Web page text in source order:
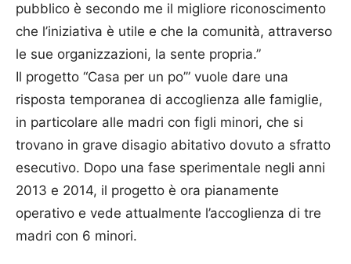
pubblico è secondo me il migliore riconoscimento
che l’iniziativa è utile e che la comunità, attraverso
le sue organizzazioni, la sente propria.”
Il progetto “Casa per un po’” vuole dare una
risposta temporanea di accoglienza alle famiglie,
in particolare alle madri con figli minori, che si
trovano in grave disagio abitativo dovuto a sfratto
esecutivo. Dopo una fase sperimentale negli anni
2013 e 2014, il progetto è ora pianamente
operativo e vede attualmente l’accoglienza di tre
madri con 6 minori.